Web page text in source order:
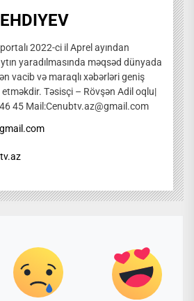
2022-ci il Aprel ayından
yaradılmasında məqsəd dünyada
vacib və maraqlı xəbərləri geniş
Təsisçi – Rövşən Adil oqlu|
45 Mail:Cenubtv.az@gmail.com